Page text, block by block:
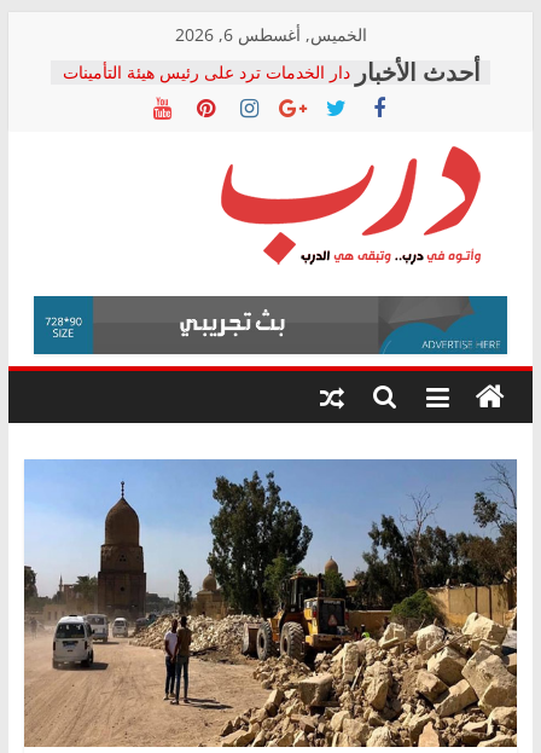
content
الخميس, أغسطس 6, 2026
دار الخدمات ترد على رئيس هيئة التأمينات
بعد مؤتمره الصحفي: إنكار الأزمة لا ينهي
معاناة أصحاب المعاشات.. ونطالب بكشف
فرحات سليمان يكتب: القطاع الصحي إلى
أين؟
حزب التحالف الشعبي يطلق لجنة “الحق
في الصحة” بالإسكندرية لرصد الانتهاكات
ودعم المرضى
الوزاري لمدينة الصحفيين.. وانتهاء أعمال
إنشاء المبنى الإداري
المجلس القومي لحقوق الإنسان يعلن
متابعة قضية الدكتور محمد زهران.. ويؤكد:
قرينة البراءة وضمانات المحاكمة العادلة
درب
وأتوه
درب..
وتبقى
هي